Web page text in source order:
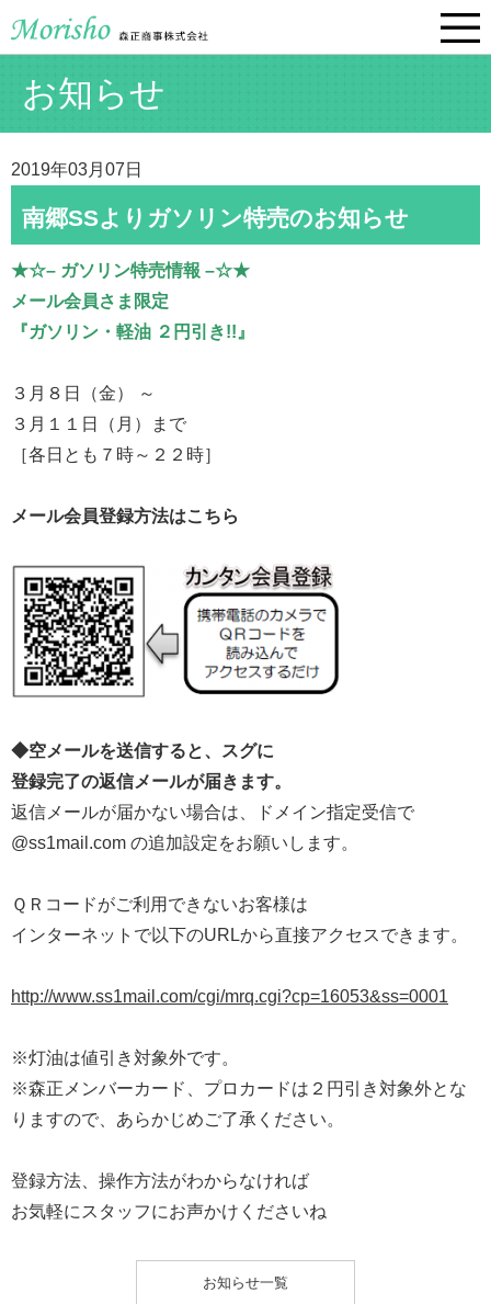
お知らせ
2019年03月07日
南郷SSよりガソリン特売のお知らせ
★☆– ガソリン特売情報 –☆★
メール会員さま限定
『ガソリン・軽油 ２円引き!!』
３月８日（金） ～
３月１１日（月）まで
［各日とも７時～２２時］
メール会員登録方法はこちら
◆空メールを送信すると、スグに
登録完了の返信メールが届きます。
返信メールが届かない場合は、ドメイン指定受信で
@ss1mail.com の追加設定をお願いします。
ＱＲコードがご利用できないお客様は
インターネットで以下のURLから直接アクセスできます。
http://www.ss1mail.com/cgi/mrq.cgi?cp=16053&ss=0001
※灯油は値引き対象外です。
※森正メンバーカード、プロカードは２円引き対象外とな
りますので、あらかじめご了承ください。
登録方法、操作方法がわからなければ
お気軽にスタッフにお声かけくださいね
お知らせ一覧